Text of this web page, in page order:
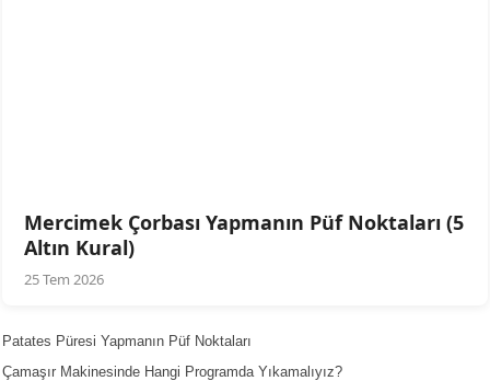
Mercimek Çorbası Yapmanın Püf Noktaları (5
Altın Kural)
25 Tem 2026
Patates Püresi Yapmanın Püf Noktaları
Çamaşır Makinesinde Hangi Programda Yıkamalıyız?